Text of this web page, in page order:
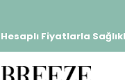
Hesaplı Fiyatlarla